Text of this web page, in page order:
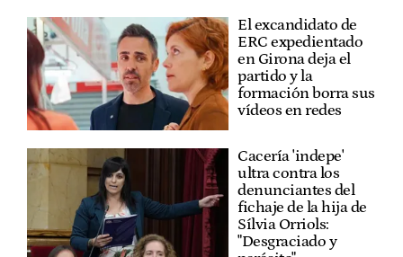
El excandidato de
ERC expedientado
en Girona deja el
partido y la
formación borra sus
vídeos en redes
Cacería 'indepe'
ultra contra los
denunciantes del
fichaje de la hija de
Sílvia Orriols:
"Desgraciado y